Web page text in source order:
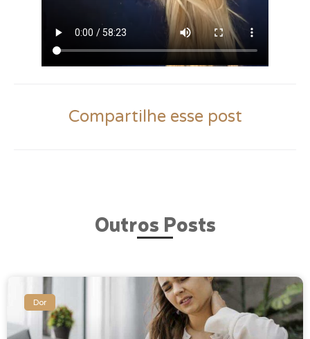
Compartilhe esse post
Outros Posts
Dor